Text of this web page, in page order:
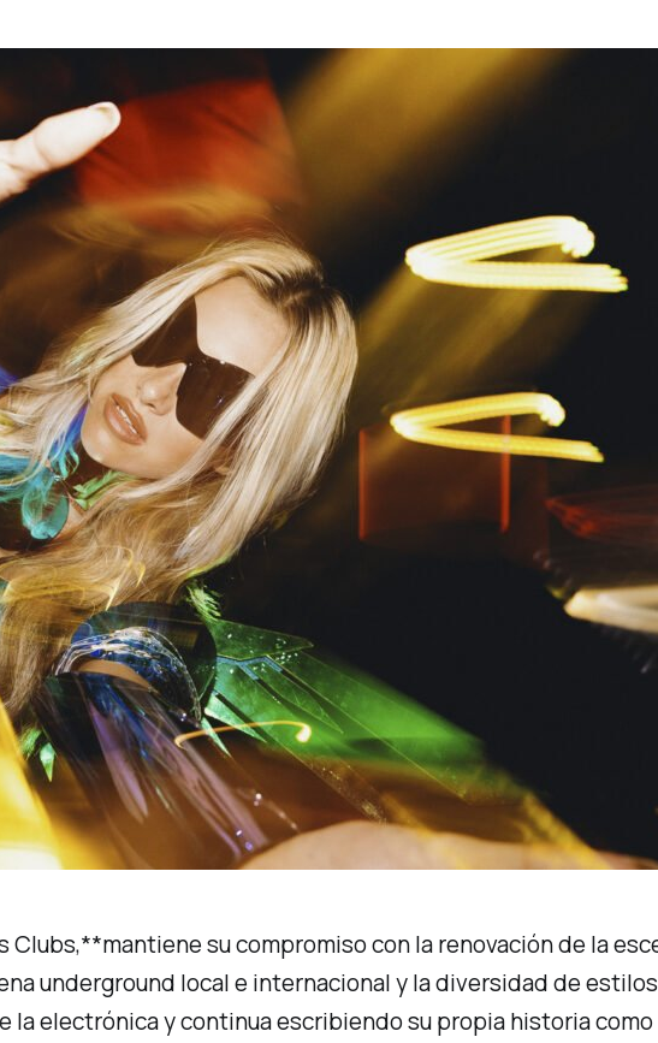
Clubs,**mantiene su compromiso con la renovación de la
underground local e internacional y la diversidad de
electrónica y continua escribiendo su propia historia